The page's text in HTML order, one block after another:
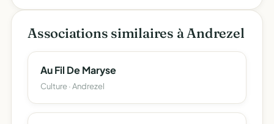
Associations similaires à Andrezel
Au Fil De Maryse
Culture · Andrezel